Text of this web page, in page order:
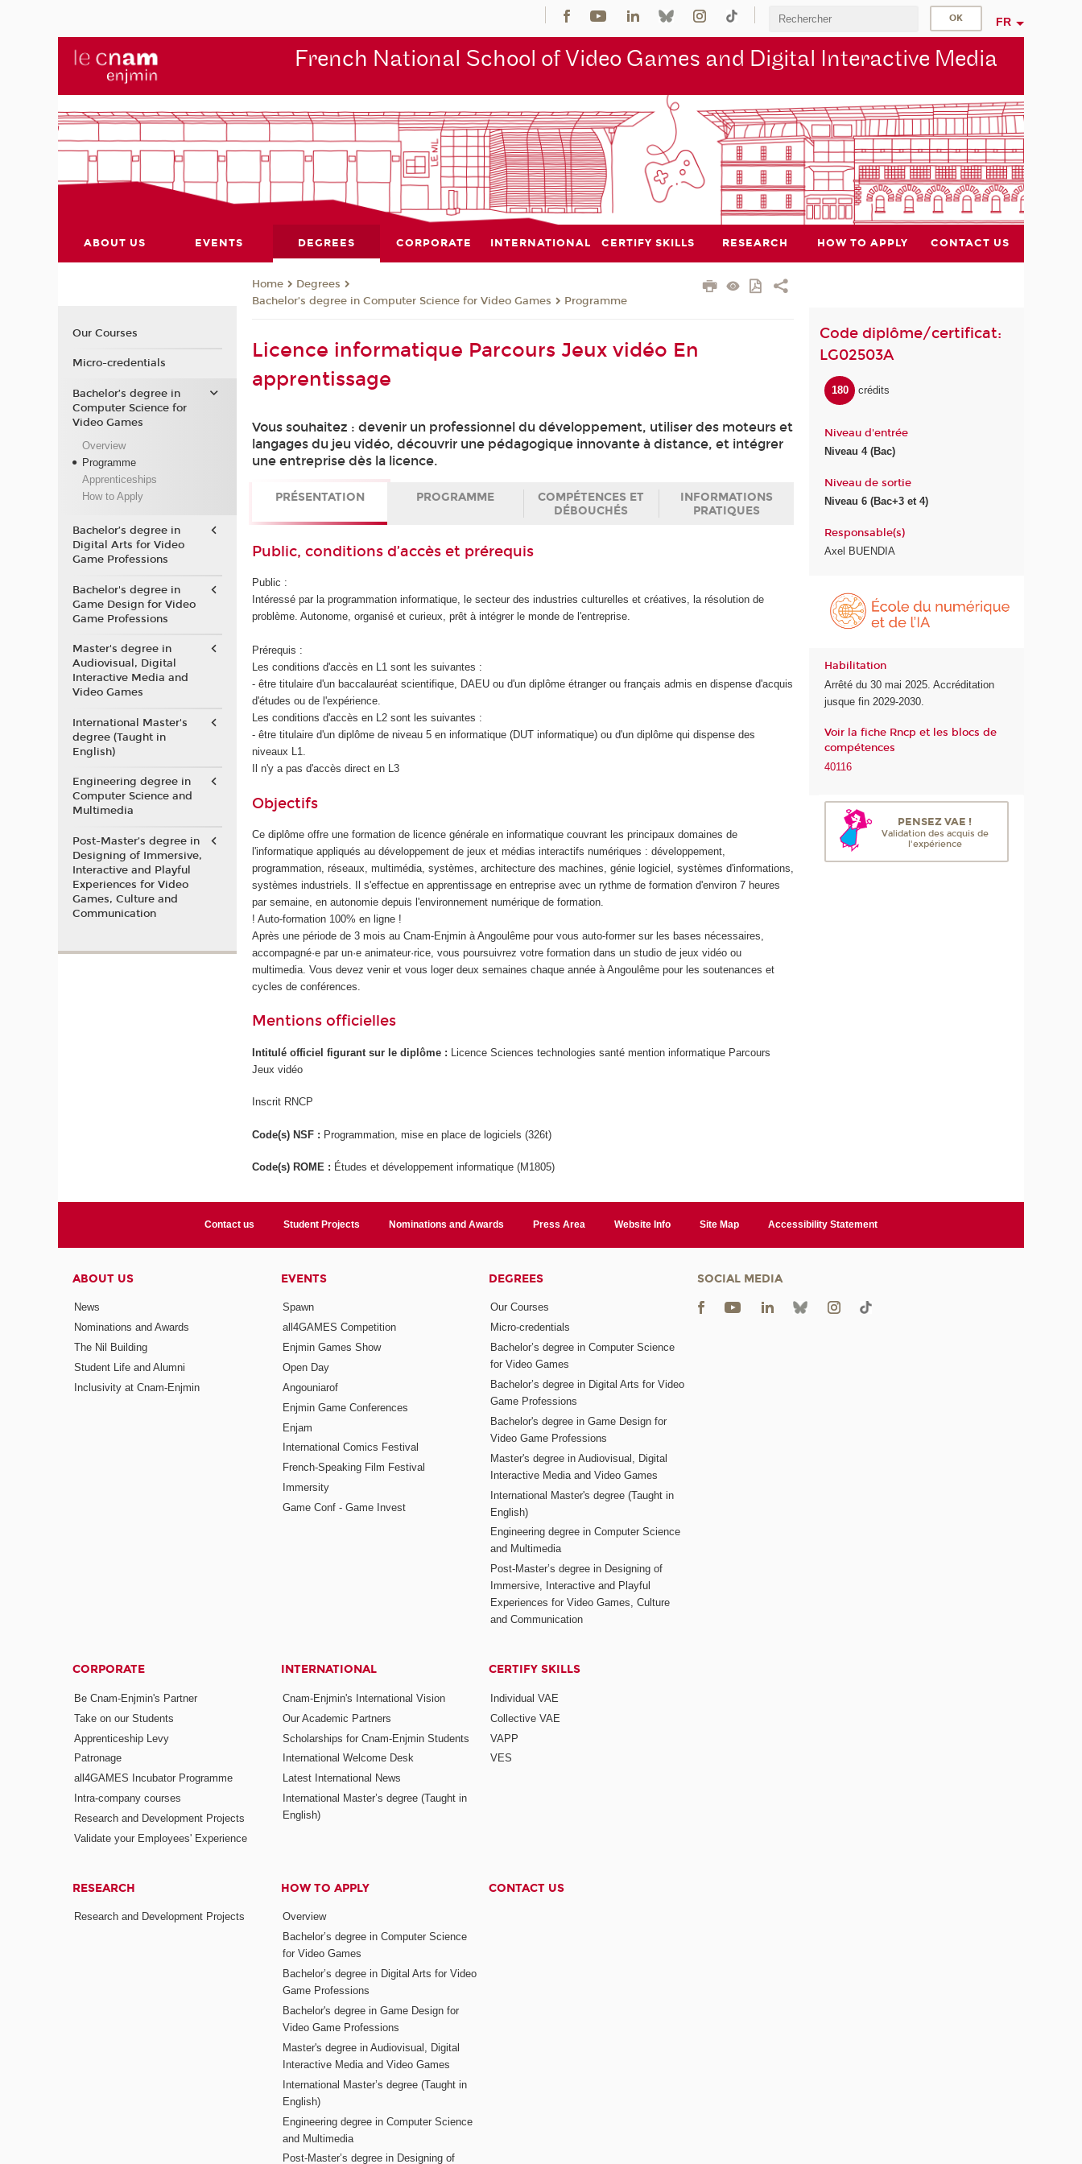
FR
French National School of Video Games and Digital Interactive Media
ABOUT US EVENTS DEGREES CORPORATE INTERNATIONAL CERTIFY SKILLS RESEARCH HOW TO APPLY CONTACT US
Home
Degrees
Bachelor’s degree in Computer Science for Video Games
Programme
Licence informatique Parcours Jeux vidéo En
apprentissage
Vous souhaitez : devenir un professionnel du développement, utiliser des moteurs et
langages du jeu vidéo, découvrir une pédagogique innovante à distance, et intégrer
une entreprise dès la licence.
PRÉSENTATION PROGRAMME
COMPÉTENCES ET
DÉBOUCHÉS
INFORMATIONS
PRATIQUES
Public, conditions d’accès et prérequis
Public :
Intéressé par la programmation informatique, le secteur des industries culturelles et créatives, la résolution de
problème. Autonome, organisé et curieux, prêt à intégrer le monde de l'entreprise.
Prérequis :
Les conditions d'accès en L1 sont les suivantes :
- être titulaire d'un baccalauréat scientifique, DAEU ou d'un diplôme étranger ou français admis en dispense d'acquis
d'études ou de l'expérience.
Les conditions d'accès en L2 sont les suivantes :
- être titulaire d'un diplôme de niveau 5 en informatique (DUT informatique) ou d'un diplôme qui dispense des
niveaux L1.
Il n'y a pas d'accès direct en L3
Objectifs
Ce diplôme offre une formation de licence générale en informatique couvrant les principaux domaines de
l'informatique appliqués au développement de jeux et médias interactifs numériques : développement,
programmation, réseaux, multimédia, systèmes, architecture des machines, génie logiciel, systèmes d'informations,
systèmes industriels. Il s'effectue en apprentissage en entreprise avec un rythme de formation d'environ 7 heures
par semaine, en autonomie depuis l'environnement numérique de formation.
! Auto-formation 100% en ligne !
Après une période de 3 mois au Cnam-Enjmin à Angoulême pour vous auto-former sur les bases nécessaires,
accompagné·e par un·e animateur·rice, vous poursuivrez votre formation dans un studio de jeux vidéo ou
multimedia. Vous devez venir et vous loger deux semaines chaque année à Angoulême pour les soutenances et
cycles de conférences.
Mentions officielles
Intitulé officiel figurant sur le diplôme :
Licence Sciences technologies santé mention informatique Parcours
Jeux vidéo
Inscrit RNCP
Code(s) NSF : Programmation, mise en place de logiciels (326t)
Code(s) ROME : Études et développement informatique (M1805)
Code diplôme/certificat:
LG02503A
180 crédits
Niveau d'entrée
Niveau 4 (Bac)
Niveau de sortie
Niveau 6 (Bac+3 et 4)
Responsable(s)
Axel BUENDIA
Habilitation
Arrêté du 30 mai 2025. Accréditation
jusque fin 2029-2030.
Voir la fiche Rncp et les blocs de
compétences
40116
PENSEZ VAE !
Validation des acquis de
l'expérience
Our Courses
Micro-credentials
Bachelor’s degree in
Computer Science for
Video Games
Overview
Programme
Apprenticeships
How to Apply
Bachelor’s degree in
Digital Arts for Video
Game Professions
Bachelor's degree in
Game Design for Video
Game Professions
Master's degree in
Audiovisual, Digital
Interactive Media and
Video Games
International Master's
degree (Taught in
English)
Engineering degree in
Computer Science and
Multimedia
Post-Master’s degree in
Designing of Immersive,
Interactive and Playful
Experiences for Video
Games, Culture and
Communication
Contact us Student Projects Nominations and Awards Press Area Website Info Site Map Accessibility Statement
ABOUT US
News
Nominations and Awards
The Nil Building
Student Life and Alumni
Inclusivity at Cnam-Enjmin
EVENTS
Spawn
all4GAMES Competition
Enjmin Games Show
Open Day
Angouniarof
Enjmin Game Conferences
Enjam
International Comics Festival
French-Speaking Film Festival
Immersity
Game Conf - Game Invest
DEGREES
Our Courses
Micro-credentials
Bachelor’s degree in Computer Science
for Video Games
Bachelor’s degree in Digital Arts for Video
Game Professions
Bachelor's degree in Game Design for
Video Game Professions
Master's degree in Audiovisual, Digital
Interactive Media and Video Games
International Master's degree (Taught in
English)
Engineering degree in Computer Science
and Multimedia
Post-Master’s degree in Designing of
Immersive, Interactive and Playful
Experiences for Video Games, Culture
and Communication
CORPORATE
Be Cnam-Enjmin's Partner
Take on our Students
Apprenticeship Levy
Patronage
all4GAMES Incubator Programme
Intra-company courses
Research and Development Projects
Validate your Employees' Experience
INTERNATIONAL
Cnam-Enjmin's International Vision
Our Academic Partners
Scholarships for Cnam-Enjmin Students
International Welcome Desk
Latest International News
International Master’s degree (Taught in
English)
CERTIFY SKILLS
Individual VAE
Collective VAE
VAPP
VES
RESEARCH
Research and Development Projects
HOW TO APPLY
Overview
Bachelor’s degree in Computer Science
for Video Games
Bachelor’s degree in Digital Arts for Video
Game Professions
Bachelor's degree in Game Design for
Video Game Professions
Master's degree in Audiovisual, Digital
Interactive Media and Video Games
International Master’s degree (Taught in
English)
Engineering degree in Computer Science
and Multimedia
Post-Master’s degree in Designing of
CONTACT US
SOCIAL MEDIA